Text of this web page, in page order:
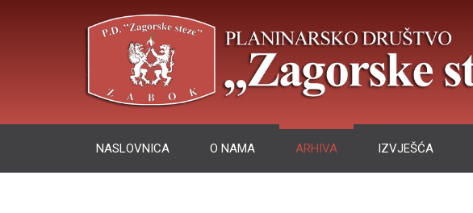
NASLOVNICA O NAMA ARHIVA IZVJEŠĆA